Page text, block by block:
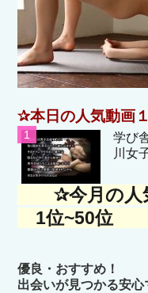
✰本日の人気動画
学び
川女
✰今月の
1位~50位
優良・おすすめ！
出会いが見つかる安心